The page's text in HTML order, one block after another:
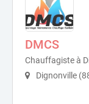
DMCS
Chauffagiste à
Dignonville